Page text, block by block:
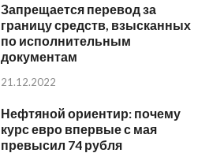
Запрещается перевод за
границу средств, взысканных
по исполнительным
документам
21.12.2022
Нефтяной ориентир: почему
курс евро впервые с мая
превысил 74 рубля